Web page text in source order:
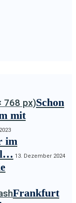
Schon
mit
im
13. Dezember 2024
Frankfurt